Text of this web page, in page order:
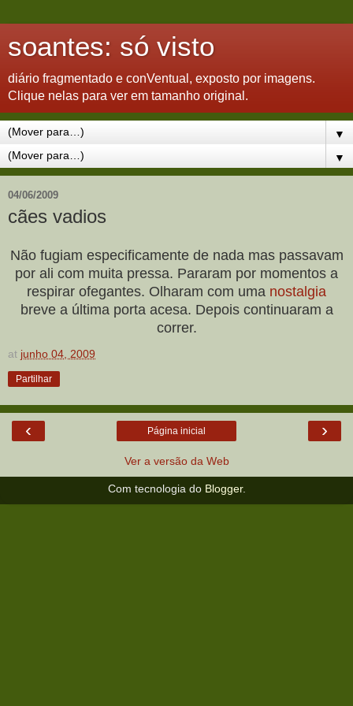
soantes: só visto
diário fragmentado e conVentual, exposto por imagens.
Clique nelas para ver em tamanho original.
▼
▼
04/06/2009
cães vadios
Não fugiam especificamente de nada mas passavam
por ali com muita pressa. Pararam por momentos a
respirar ofegantes. Olharam com uma nostalgia
breve a última porta acesa. Depois continuaram a
correr.
at junho 04, 2009
Partilhar
‹ ›
Página inicial
Ver a versão da Web
Com tecnologia do Blogger.